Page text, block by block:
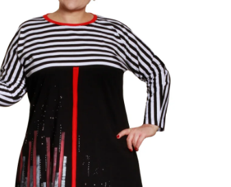
- JEDNODUCHÝ ROVNÝ TEPLÁKOVÝ
VARIANTY DÉLEK
1 200 Kč